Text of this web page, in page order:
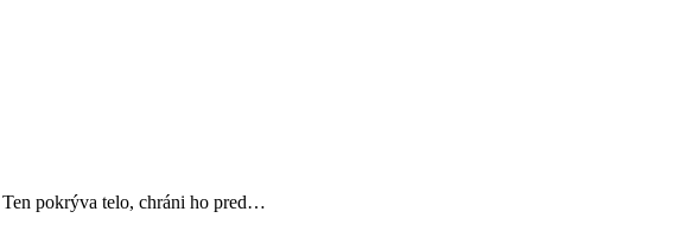
Ten pokrýva telo, chráni ho pred…